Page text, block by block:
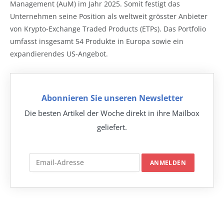
Management (AuM) im Jahr 2025. Somit festigt das
Unternehmen seine Position als weltweit grösster Anbieter
von Krypto-Exchange Traded Products (ETPs). Das Portfolio
umfasst insgesamt 54 Produkte in Europa sowie ein
expandierendes US-Angebot.
Abonnieren Sie unseren Newsletter
Die besten Artikel der Woche direkt in ihre Mailbox
geliefert.